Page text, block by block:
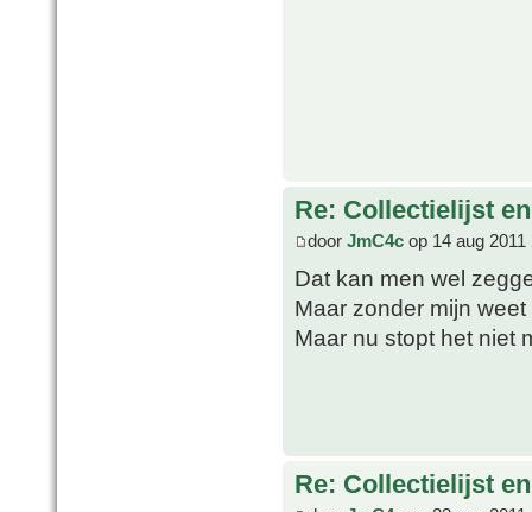
Re: Collectielijst
door JmC4c op 14 aug 2011
Dat kan men wel
Maar zonder mijn
Maar nu stopt het niet
Re: Collectielijst